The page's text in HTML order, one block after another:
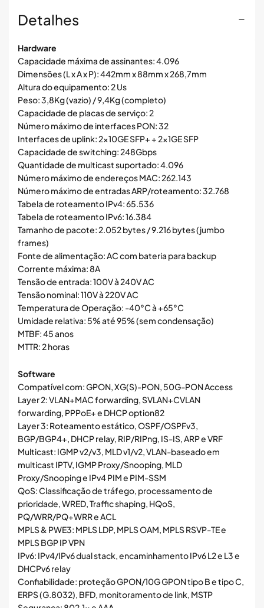
Detalhes
Hardware
Capacidade máxima de assinantes: 4.096
Dimensões (L x A x P): 442mm x 88mm x 268,7mm
Altura do equipamento: 2 Us
Peso: 3,8Kg (vazio) / 9,4Kg (completo)
Capacidade de placas de serviço: 2
Número máximo de interfaces PON: 32
Interfaces de uplink: 2x10GE SFP+ + 2x1GE SFP
Capacidade de switching: 248Gbps
Quantidade de multicast suportado: 4.096
Número máximo de endereços MAC: 262.143
Número máximo de entradas ARP/roteamento: 32.768
Tabela de roteamento IPv4: 65.536
Tabela de roteamento IPv6: 16.384
Tamanho de pacote: 2.052 bytes / 9.216 bytes (jumbo
frames)
Fonte de alimentação: AC com bateria para backup
Corrente máxima: 8A
Tensão de entrada: 100V à 240V AC
Tensão nominal: 110V à 220V AC
Temperatura de Operação: -40°C à +65°C
Umidade relativa: 5% até 95% (sem condensação)
MTBF: 45 anos
MTTR: 2 horas
Software
Compatível com: GPON, XG(S)-PON, 50G-PON Access
Layer 2: VLAN+MAC forwarding, SVLAN+CVLAN
forwarding, PPPoE+ e DHCP option82
Layer 3: Roteamento estático, OSPF/OSPFv3,
BGP/BGP4+, DHCP relay, RIP/RIPng, IS-IS, ARP e VRF
Multicast: IGMP v2/v3, MLD v1/v2, VLAN-baseado em
multicast IPTV, IGMP Proxy/Snooping, MLD
Proxy/Snooping e IPv4 PIM e PIM-SSM
QoS: Classificação de tráfego, processamento de
prioridade, WRED, Traffic shaping, HQoS,
PQ/WRR/PQ+WRR e ACL
MPLS & PWE3: MPLS LDP, MPLS OAM, MPLS RSVP-TE e
MPLS BGP IP VPN
IPv6: IPv4/IPv6 dual stack, encaminhamento IPv6 L2 e L3 e
DHCPv6 relay
Confiabilidade: proteção GPON/10G GPON tipo B e tipo C,
ERPS (G.8032), BFD, monitoramento de link, MSTP